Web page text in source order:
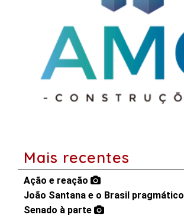
Mais recentes
Ação e reação
João Santana e o Brasil pragmático
Senado à parte